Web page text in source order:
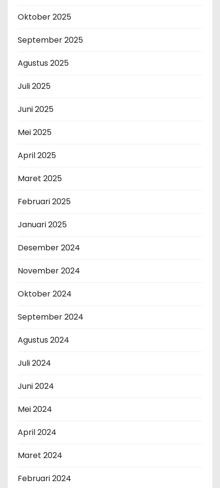
Oktober 2025
September 2025
Agustus 2025
Juli 2025
Juni 2025
Mei 2025
April 2025
Maret 2025
Februari 2025
Januari 2025
Desember 2024
November 2024
Oktober 2024
September 2024
Agustus 2024
Juli 2024
Juni 2024
Mei 2024
April 2024
Maret 2024
Februari 2024